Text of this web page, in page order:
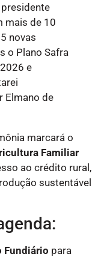
mais de 10
novas
o Plano Safra
e
Elmano de
marcará o
Familiar
ao crédito rural,
sustentável
Fundiário para